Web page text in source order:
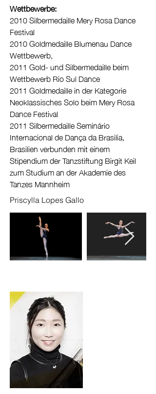
Wettbewerbe:
2010 Silbermedaille Mery Rosa Dance
Festival
2010 Goldmedaille Blumenau Dance
Wettbewerb,
2011 Gold- und Silbermedaille beim
Wettbewerb Rio Sul Dance
2011 Goldmedaille in der Kategorie
Neoklassisches Solo beim Mery Rosa
DanceFestival
2011 Silbermedaille Seminário
Internacional de Dança da Brasilia,
Brasilien verbunden mit einem
Stipendium der Tanzstiftung Birgit Keil
zum Studium an der Akademie des
Tanzes Mannheim
Priscylla Lopes Gallo